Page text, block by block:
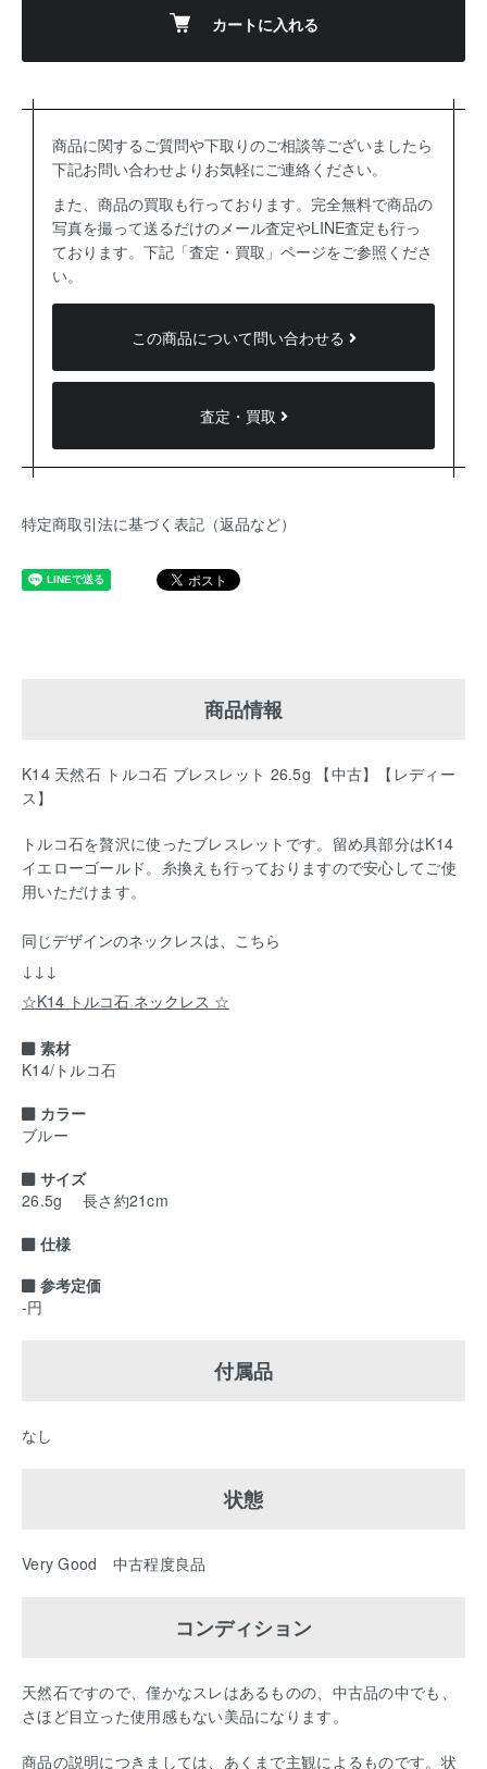
カートに入れる
商品に関するご質問や下取りのご相談等ございましたら
下記お問い合わせよりお気軽にご連絡ください。
また、商品の買取も行っております。完全無料で商品の
写真を撮って送るだけのメール査定やLINE査定も行っ
ております。下記「査定・買取」ページをご参照くださ
い。
この商品について問い合わせる
査定・買取
特定商取引法に基づく表記（返品など）
商品情報
K14 天然石 トルコ石 ブレスレット 26.5g 【中古】【レディー
ス】
トルコ石を贅沢に使ったブレスレットです。留め具部分はK14
イエローゴールド。糸換えも行っておりますので安心してご使
用いただけます。
同じデザインのネックレスは、こちら
↓↓↓
☆K14 トルコ石 ネックレス ☆
素材
K14/トルコ石
カラー
ブルー
サイズ
26.5g 長さ約21cm
仕様
参考定価
-円
付属品
なし
状態
Very Good 中古程度良品
コンディション
天然石ですので、僅かなスレはあるものの、中古品の中でも、
さほど目立った使用感もない美品になります。
商品の説明につきましては、あくまで主観によるものです。状